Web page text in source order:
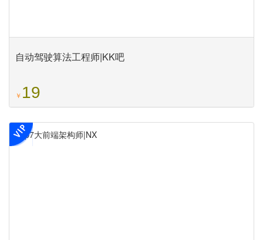
自动驾驶算法工程师|KK吧
￥ 19